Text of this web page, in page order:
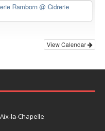
Ramborn @ Cidrerie
View Calendar
la-Chapelle